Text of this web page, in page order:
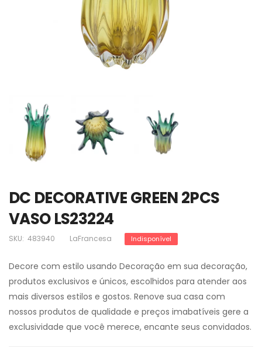
DC DECORATIVE GREEN 2PCS
VASO LS23224
SKU: 483940 LaFrancesa Indisponível
Decore com estilo usando Decoração em sua decoração,
produtos exclusivos e únicos, escolhidos para atender aos
mais diversos estilos e gostos. Renove sua casa com
nossos produtos de qualidade e preços imabatíveis gere a
exclusividade que você merece, encante seus convidados.